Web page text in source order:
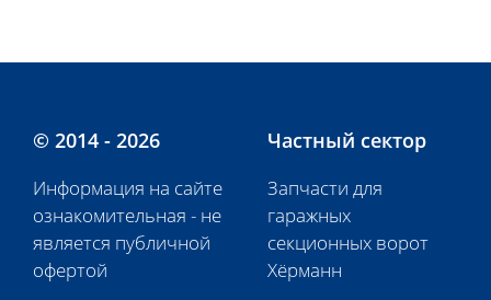
© 2014 - 2026
Информация на сайте
ознакомительная - не
является публичной
офертой
Частный сектор
Запчасти для
гаражных
секционных ворот
Хёрманн